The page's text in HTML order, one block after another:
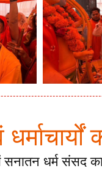
धर्म संसद